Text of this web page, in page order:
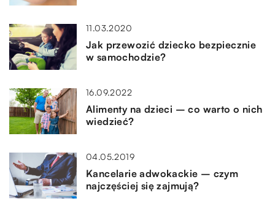
11.03.2020
Jak przewozić dziecko bezpiecznie
w samochodzie?
16.09.2022
Alimenty na dzieci – co warto o nich
wiedzieć?
04.05.2019
Kancelarie adwokackie – czym
najczęściej się zajmują?